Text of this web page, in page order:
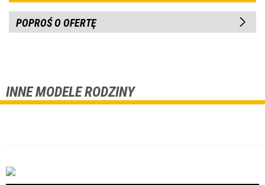
POPROŚ O OFERTĘ
INNE MODELE RODZINY